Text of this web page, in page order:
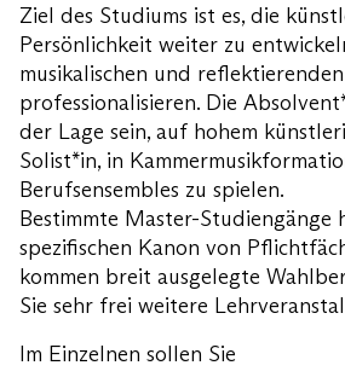
Fragen und Kontakt
Auch interessant
Ziel des Studiums ist es, die
Persönlichkeit weiter zu
musikalischen und
professionalisieren. Die
der Lage sein, auf hohem
Solist*in, in
Berufsensembles zu spielen.
Bestimmte Master-Studiengänge
spezifischen Kanon von
kommen breit ausgelegte
Sie sehr frei weitere
Im Einzelnen sollen Sie